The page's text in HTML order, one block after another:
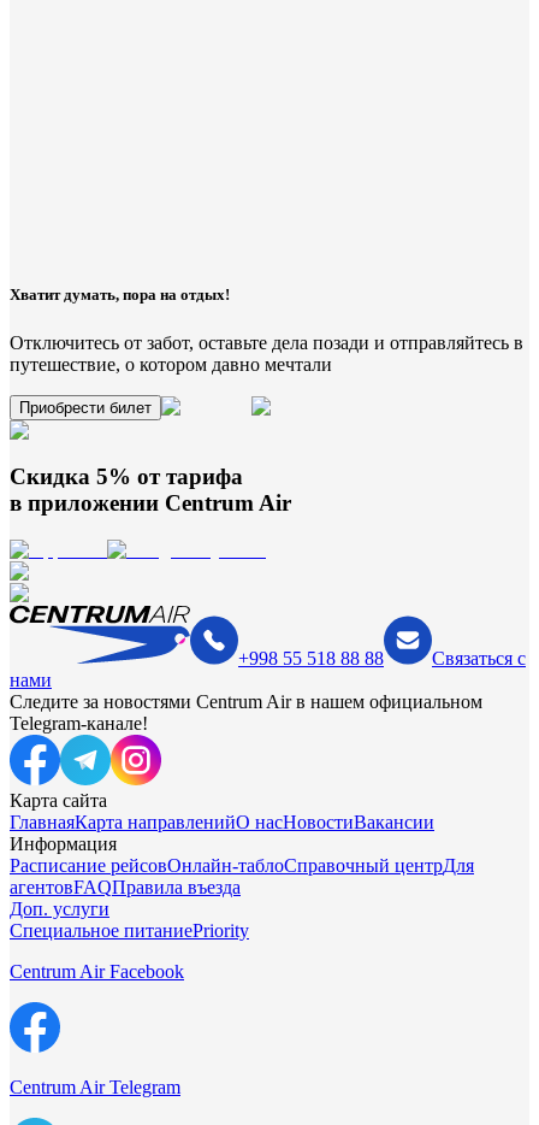
Хватит думать, пора на отдых!
Отключитесь от забот, оставьте дела позади и отправляйтесь в
путешествие, о котором давно мечтали
Приобрести билет
Скидка 5% от тарифа
в приложении Centrum Air
+998 55 518 88 88
Связаться с
нами
Следите за новостями Centrum Air в нашем официальном
Telegram-канале!
Карта сайта
ГлавнаяКарта направленийО насНовостиВакансии
Информация
Расписание рейсовОнлайн-таблоСправочный центрДля
агентовFAQПравила въезда
Доп. услуги
Специальное питаниеPriority
Centrum Air Facebook
Centrum Air Telegram